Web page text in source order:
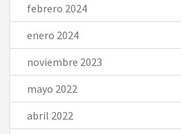
febrero 2024
enero 2024
noviembre 2023
mayo 2022
abril 2022